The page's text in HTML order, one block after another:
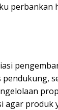
perbankan
pendukung,
agar produk